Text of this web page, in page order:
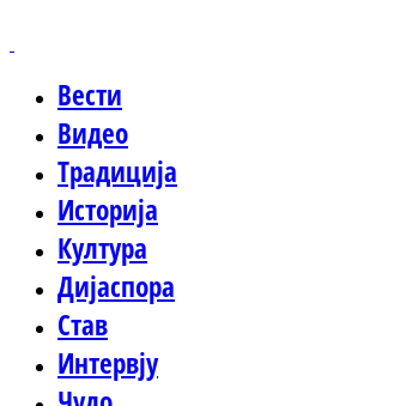
Вести
Видео
Традиција
Историја
Култура
Дијаспора
Став
Интервју